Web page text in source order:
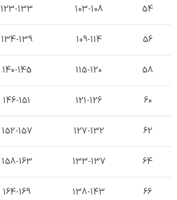
54
103-108
123-133
56
109-114
134-139
58
115-120
140-145
60
121-126
146-151
62
127-132
152-157
64
133-137
158-163
66
138-143
164-169